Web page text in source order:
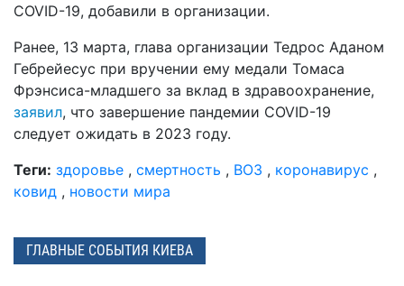
COVID-19, добавили в организации.
Ранее, 13 марта, глава организации Тедрос Аданом
Гебрейесус при вручении ему медали Томаса
Фрэнсиса-младшего за вклад в здравоохранение,
заявил, что завершение пандемии COVID-19
следует ожидать в 2023 году.
Теги: здоровье , смертность , ВОЗ , коронавирус ,
ковид , новости мира
ГЛАВНЫЕ СОБЫТИЯ КИЕВА